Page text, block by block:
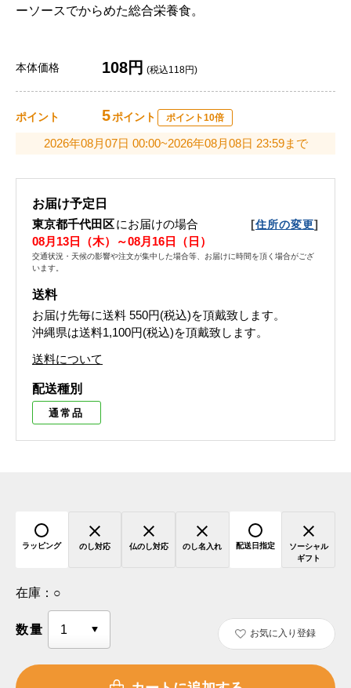
ーソースでからめた総合栄養食。
本体価格 108円 (税込118円)
ポイント 5ポイント ポイント10倍
2026年08月07日 00:00~2026年08月08日 23:59まで
お届け予定日
東京都千代田区にお届けの場合 [住所の変更]
08月13日（木）～08月16日（日）
交通状況・天候の影響や注文が集中した場合等、お届けに時間を頂く場合がござ
います。
送料
お届け先毎に送料 550円(税込)を頂戴致します。
沖縄県は送料1,100円(税込)を頂戴致します。
送料について
配送種別
通常品
ラッピング のし対応 仏のし対応 のし名入れ 配送日指定
ソーシャル
ギフト
在庫： ○
数量 お気に入り登録